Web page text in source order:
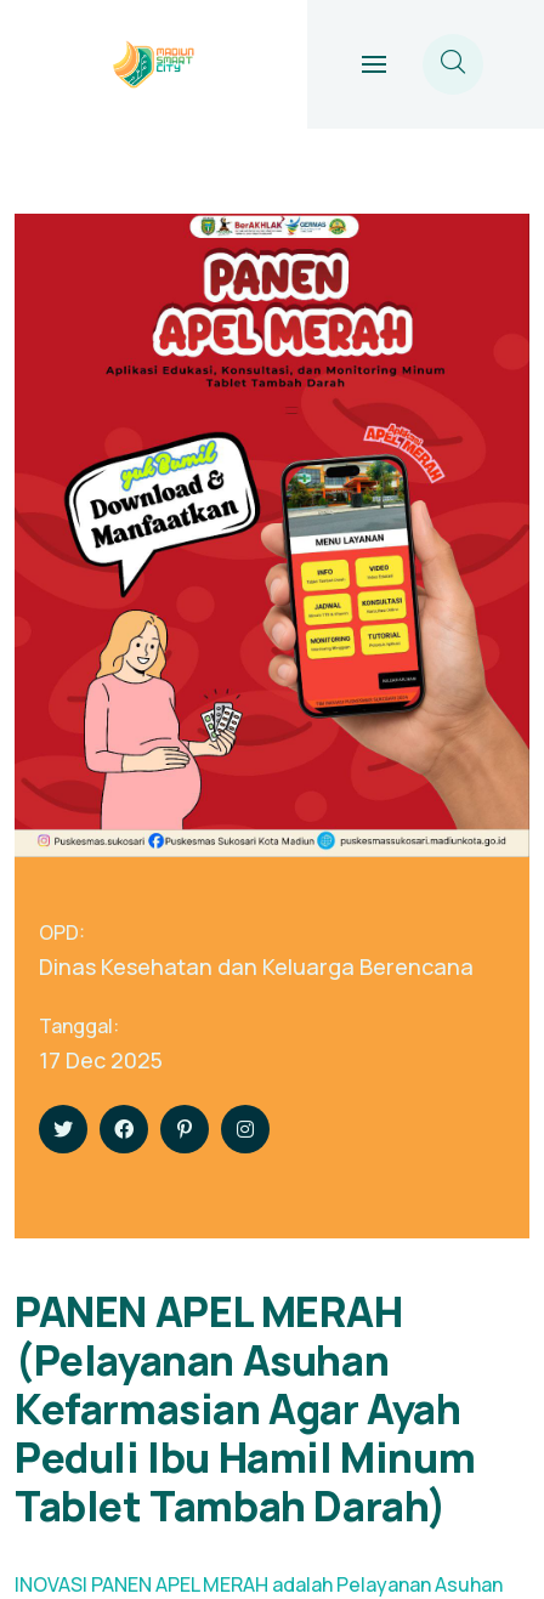
OPD:
Dinas Kesehatan dan Keluarga Berencana
Tanggal:
17 Dec 2025
PANEN APEL MERAH
(Pelayanan Asuhan
Kefarmasian Agar Ayah
Peduli Ibu Hamil Minum
Tablet Tambah Darah)
INOVASI PANEN APEL MERAH adalah Pelayanan Asuhan